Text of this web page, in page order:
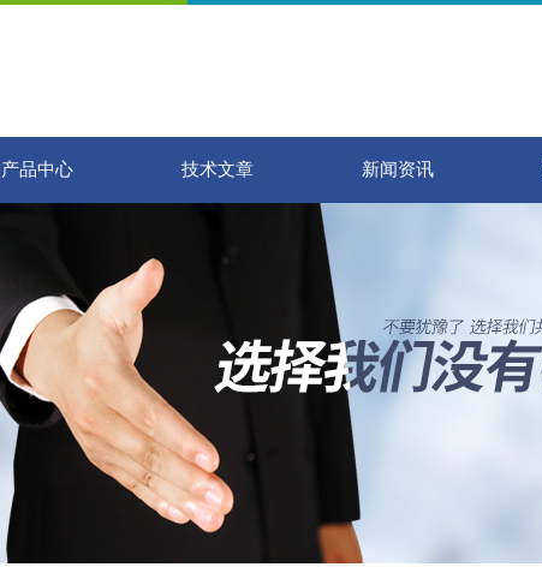
产品中心 技术文章 新闻资讯